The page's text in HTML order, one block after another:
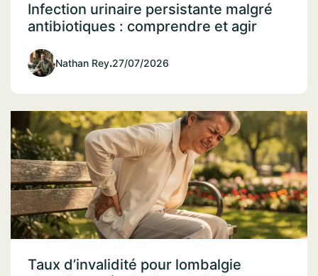
Infection urinaire persistante malgré
antibiotiques : comprendre et agir
Nathan Rey.27/07/2026
Taux d’invalidité pour lombalgie